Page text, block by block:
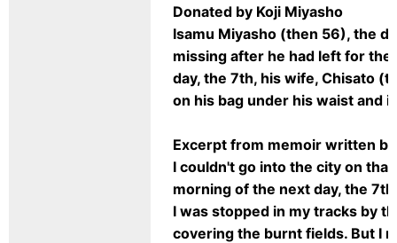
Donated by Koji Miyasho
Isamu Miyasho (then 56), the
missing after he had left for
day, the 7th, his wife, Chisato
on his bag under his waist and
Excerpt from memoir written
I couldn't go into the city on
morning of the next day, the
I was stopped in my tracks by
covering the burnt fields. But I